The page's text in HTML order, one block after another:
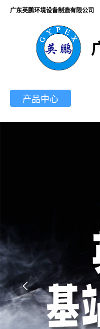
广东英鹏环境设备制造有限公司
产品中心